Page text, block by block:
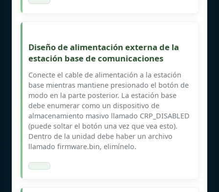
Diseño de alimentación externa de la
estación base de comunicaciones
Conecte el cable de alimentación a la estación
base mientras mantiene presionado el botón de
modo en la parte posterior. La estación base
debe enumerar como un dispositivo de
almacenamiento masivo llamado CRP_DISABLED
(puede soltar el botón una vez que vea esto).
Dentro de la unidad debe haber un archivo
llamado firmware.bin, elimínelo.